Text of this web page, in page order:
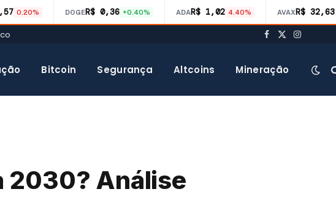
0.20% DOGER$ 0,36 +0.40% ADAR$ 1,02 4.40% AVAXR$ 32,63
Facebook
X
Bitcoin Segurança Altcoins Mineração
2030? Análise